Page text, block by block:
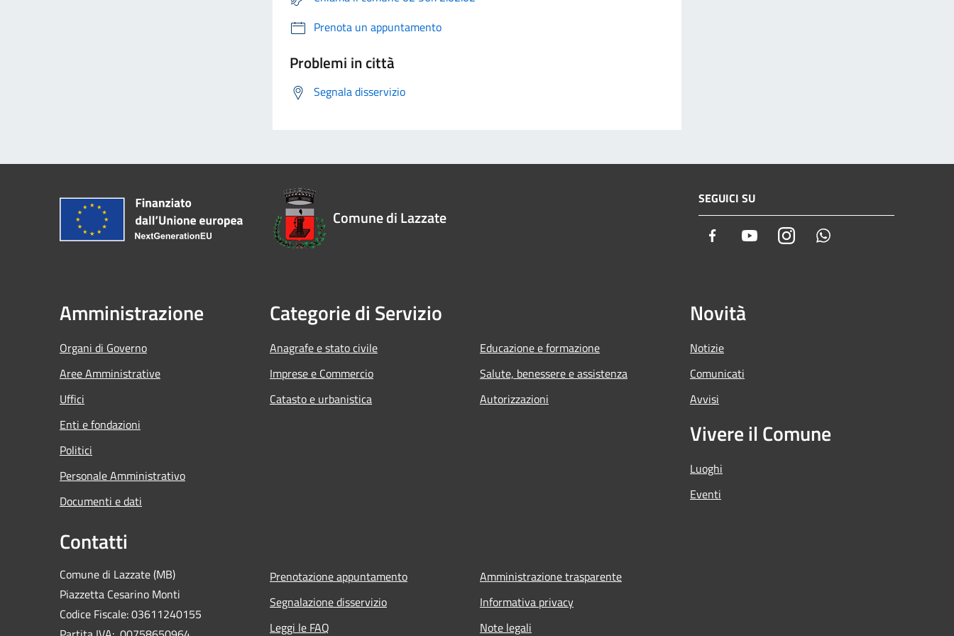
Prenota un appuntamento
Problemi in città
Segnala disservizio
Comune di Lazzate
SEGUICI SU
Facebook YoutubeInstagram
Amministrazione
Organi di Governo
Aree Amministrative
Uffici
Enti e fondazioni
Politici
Personale Amministrativo
Documenti e dati
Categorie di Servizio
Anagrafe e stato civile
Imprese e Commercio
Catasto e urbanistica
Educazione e formazione
Salute, benessere e assistenza
Autorizzazioni
Novità
Notizie
Comunicati
Avvisi
Vivere il Comune
Luoghi
Eventi
Contatti
Comune di Lazzate (MB)
Piazzetta Cesarino Monti
Codice Fiscale: 03611240155
Prenotazione appuntamento
Segnalazione disservizio
Leggi le FAQ
Amministrazione trasparente
Informativa privacy
Note legali